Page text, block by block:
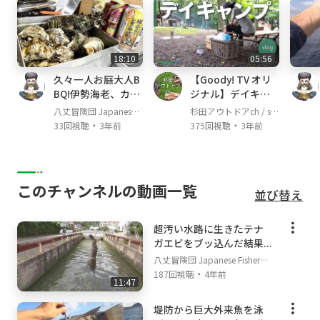
18:10
久々一人お庭大人B
BQ!伊勢海老、カ
キ、サザエで酒爆飲
み!!
八丈冒険団 Japanese F
isherman's TV
33回視聴・ 3年前
05:56
【Goody! TV オリ
ジナル】デイキャ
ンプのススメ。 Par
t3：食事・撤収編
杉田アウトドアch / su
gita outdoor channel
375回視聴・ 3年前
このチャンネルの動画一覧 並び替え
11:47
超汚い水路に生きたテナ
ガエビをブッ込んだ結果...
八丈冒険団 Japanese Fisherm
an's TV
187回視聴 ・ 4年前
堤防から巨大外来魚を泳